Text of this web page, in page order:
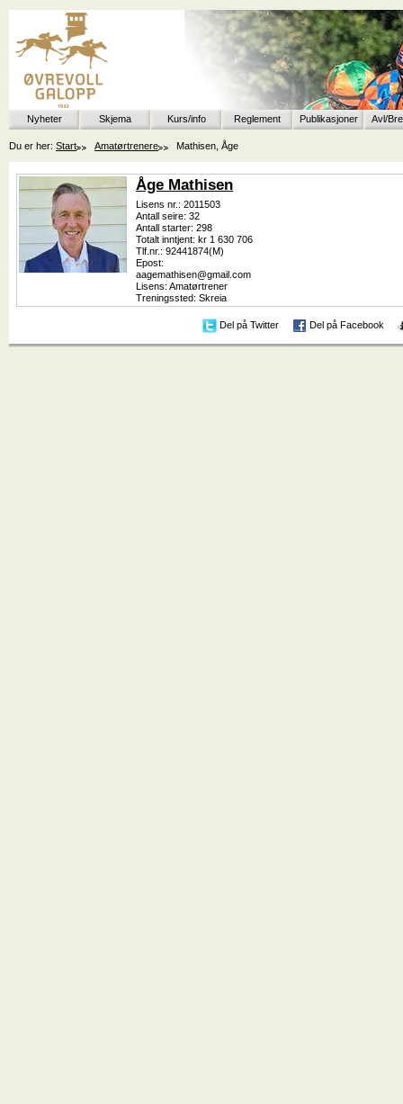
Nyheter Skjema Kurs/info Reglement Publikasjoner Avl/
Du er her: Start Amatørtrenere Mathisen, Åge
Åge Mathisen
Lisens nr.: 2011503
Antall seire: 32
Antall starter: 298
Totalt inntjent: kr 1 630 706
Tlf.nr.: 92441874(M)
Epost:
aagemathisen@gmail.com
Lisens: Amatørtrener
Treningssted: Skreia
Del på Twitter Del på Facebook